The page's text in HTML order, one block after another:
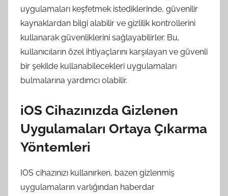
uygulamaları keşfetmek istediklerinde, güvenilir
kaynaklardan bilgi alabilir ve gizlilik kontrollerini
kullanarak güvenliklerini sağlayabilirler. Bu,
kullanıcıların özel ihtiyaçlarını karşılayan ve güvenli
bir şekilde kullanabilecekleri uygulamaları
bulmalarına yardımcı olabilir.
iOS Cihazınızda Gizlenen
Uygulamaları Ortaya Çıkarma
Yöntemleri
IOS cihazınızı kullanırken, bazen gizlenmiş
uygulamaların varlığından haberdar